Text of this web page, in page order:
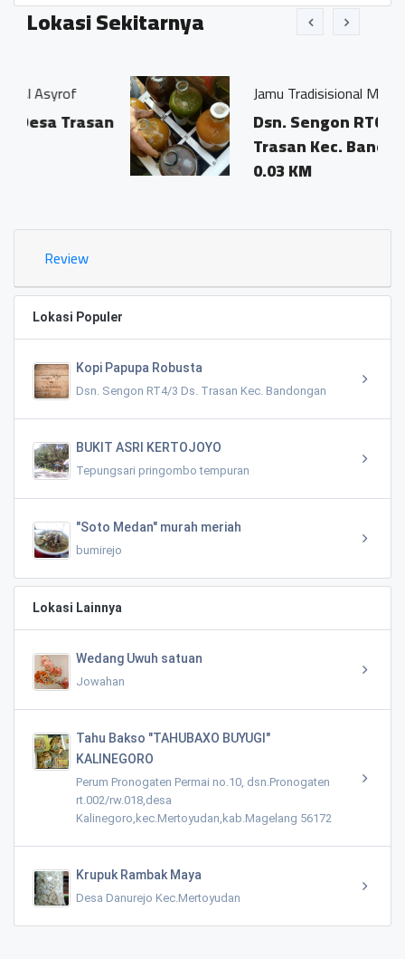
Lokasi Sekitarnya
Jamu Tradisisional Madun
Dsn. Sengon RT04/03 Ds.
Trasan Kec. Bandongan
0.03 KM
Review
Lokasi Populer
Kopi Papupa Robusta
Dsn. Sengon RT4/3 Ds. Trasan Kec. Bandongan
BUKIT ASRI KERTOJOYO
Tepungsari pringombo tempuran
"Soto Medan" murah meriah
bumirejo
Lokasi Lainnya
Wedang Uwuh satuan
Jowahan
Tahu Bakso "TAHUBAXO BUYUGI"
KALINEGORO
Perum Pronogaten Permai no.10, dsn.Pronogaten
rt.002/rw.018,desa
Kalinegoro,kec.Mertoyudan,kab.Magelang 56172
Krupuk Rambak Maya
Desa Danurejo Kec.Mertoyudan